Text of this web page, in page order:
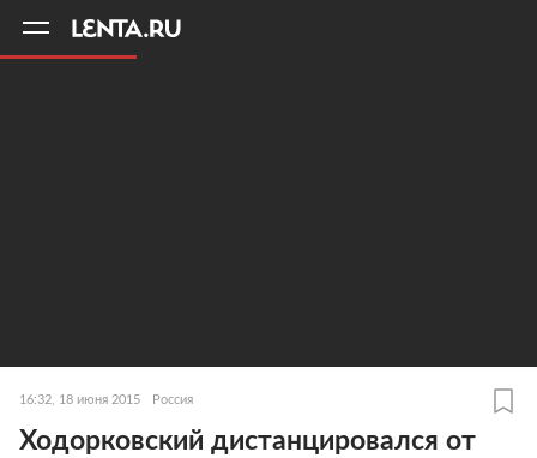
16:32, 18 июня 2015 Россия
Ходорковский дистанцировался от